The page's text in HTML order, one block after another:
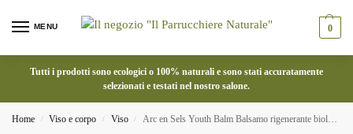
MENU 0
Tutti i prodotti sono ecologici o 100% naturali e sono stati accuratamente
selezionati e testati nel nostro salone.
Home / Viso e corpo / Viso / Arc en Sels Youth Balm Balsamo rigenerante biologico 100 ml